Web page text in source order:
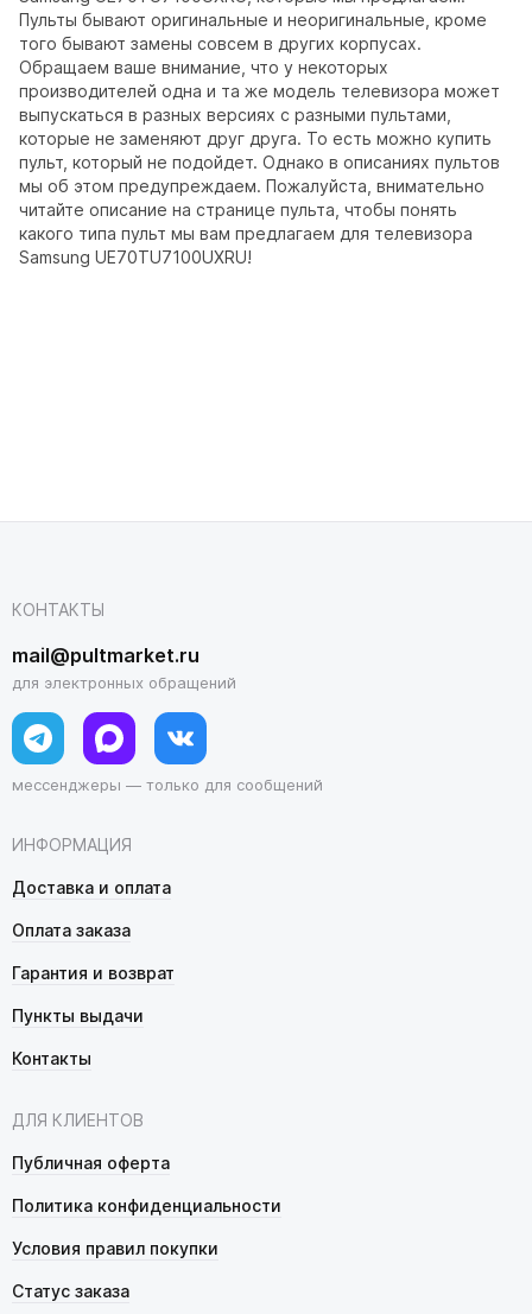
Пульты бывают оригинальные и неоригинальные, кроме
того бывают замены совсем в других корпусах.
Обращаем ваше внимание, что у некоторых
производителей одна и та же модель телевизора может
выпускаться в разных версиях с разными пультами,
которые не заменяют друг друга. То есть можно купить
пульт, который не подойдет. Однако в описаниях пультов
мы об этом предупреждаем. Пожалуйста, внимательно
читайте описание на странице пульта, чтобы понять
какого типа пульт мы вам предлагаем для телевизора
Samsung UE70TU7100UXRU!
ИНФОРМАЦИЯ
Доставка и оплата
Оплата заказа
Гарантия и возврат
Пункты выдачи
Контакты
ДЛЯ КЛИЕНТОВ
Публичная оферта
Политика конфиденциальности
Условия правил покупки
Статус заказа
КОНТАКТЫ
mail@pultmarket.ru
для электронных обращений
мессенджеры — только для сообщений